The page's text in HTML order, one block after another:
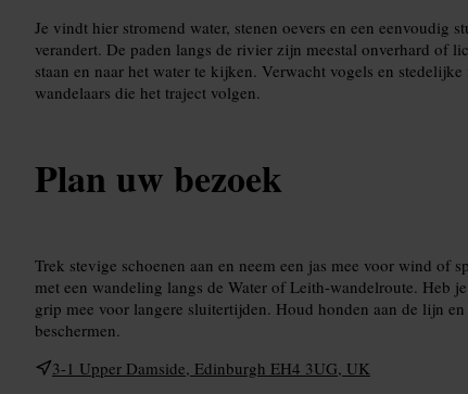
Je vindt hier stromend water, stenen oevers en een eenvoudig
verandert. De paden langs de rivier zijn meestal onverhard of
staan en naar het water te kijken. Verwacht vogels en
wandelaars die het traject volgen.
Plan uw bezoek
Trek stevige schoenen aan en neem een jas mee voor wind of
met een wandeling langs de Water of Leith-wandelroute. Heb
grip mee voor langere sluitertijden. Houd honden aan de lijn
beschermen.
3-1 Upper Damside, Edinburgh EH4 3UG, UK